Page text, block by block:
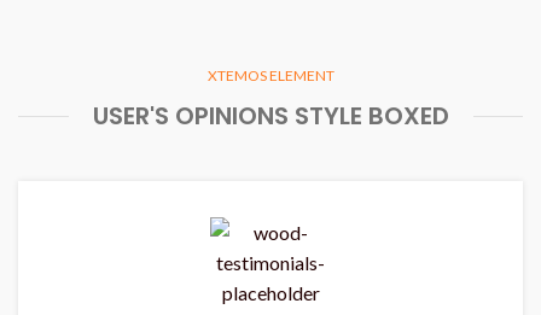
XTEMOS ELEMENT
USER'S OPINIONS STYLE BOXED